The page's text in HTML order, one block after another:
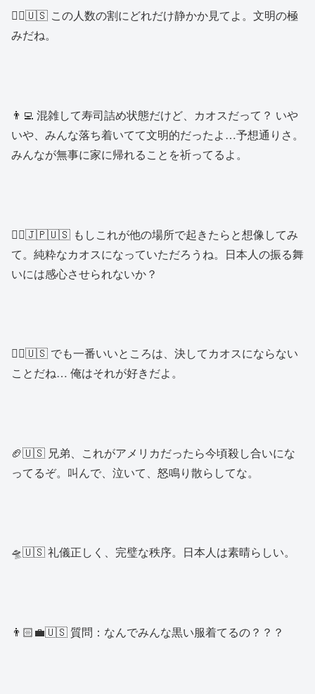
👱‍♀️🇺🇸 この人数の割にどれだけ静かか見てよ。文明の極
みだね。
👨‍💻 混雑して寿司詰め状態だけど、カオスだって？ いや
いや、みんな落ち着いてて文明的だったよ…予想通りさ。
みんなが無事に家に帰れることを祈ってるよ。
🧔‍♂️🇯🇵🇺🇸 もしこれが他の場所で起きたらと想像してみ
て。純粋なカオスになっていただろうね。日本人の振る舞
いには感心させられないか？
🧔‍♂️🇺🇸 でも一番いいところは、決してカオスにならない
ことだね… 俺はそれが好きだよ。
🏈🇺🇸 兄弟、これがアメリカだったら今頃殺し合いにな
ってるぞ。叫んで、泣いて、怒鳴り散らしてな。
🛸🇺🇸 礼儀正しく、完璧な秩序。日本人は素晴らしい。
👨🏻‍💼🇺🇸 質問：なんでみんな黒い服着てるの？？？